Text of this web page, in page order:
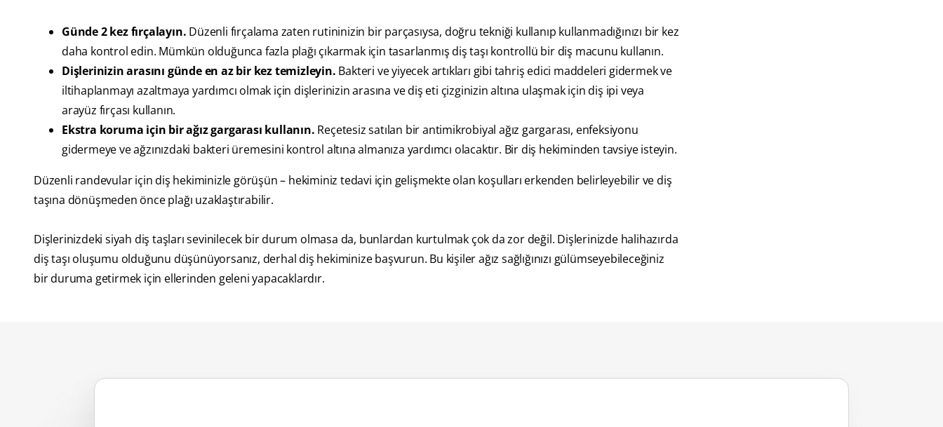
Günde 2 kez fırçalayın. Düzenli fırçalama zaten rutininizin bir parçasıysa, doğru tekniği kullanıp kullanmadığınızı bir kez
daha kontrol edin. Mümkün olduğunca fazla plağı çıkarmak için tasarlanmış diş taşı kontrollü bir diş macunu kullanın.
Dişlerinizin arasını günde en az bir kez temizleyin. Bakteri ve yiyecek artıkları gibi tahriş edici maddeleri gidermek ve
iltihaplanmayı azaltmaya yardımcı olmak için dişlerinizin arasına ve diş eti çizginizin altına ulaşmak için diş ipi veya
arayüz fırçası kullanın.
Ekstra koruma için bir ağız gargarası kullanın. Reçetesiz satılan bir antimikrobiyal ağız gargarası, enfeksiyonu
gidermeye ve ağzınızdaki bakteri üremesini kontrol altına almanıza yardımcı olacaktır. Bir diş hekiminden tavsiye isteyin.
Düzenli randevular için diş hekiminizle görüşün – hekiminiz tedavi için gelişmekte olan koşulları erkenden belirleyebilir ve diş
taşına dönüşmeden önce plağı uzaklaştırabilir.
Dişlerinizdeki siyah diş taşları sevinilecek bir durum olmasa da, bunlardan kurtulmak çok da zor değil. Dişlerinizde halihazırda
diş taşı oluşumu olduğunu düşünüyorsanız, derhal diş hekiminize başvurun. Bu kişiler ağız sağlığınızı gülümseyebileceğiniz
bir duruma getirmek için ellerinden geleni yapacaklardır.